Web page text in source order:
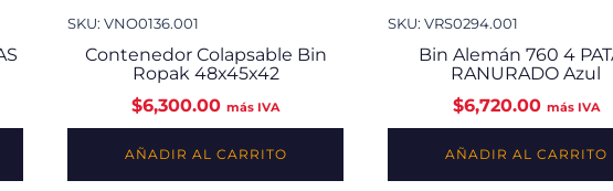
SKU: VNO0136.001
Contenedor Colapsable Bin
Ropak 48x45x42
$6,300.00 más IVA
AÑADIR AL CARRITO
SKU: VRS0294.001
Bin Alemán 760 4
RANURADO Azul
$6,720.00 más IVA
AÑADIR AL CARRITO